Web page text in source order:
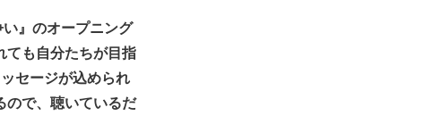
』のオープニング
ても自分たちが目指
セージが込められ
ので、聴いているだ